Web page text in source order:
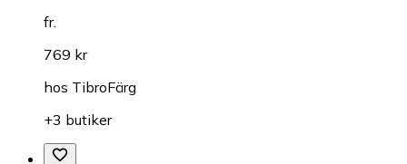
fr.
769 kr
hos TibroFärg
+3 butiker